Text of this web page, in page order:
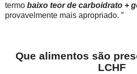
termo baixo teor de carboidrato +
provavelmente mais apropriado. ”
Que alimentos são
LCHF